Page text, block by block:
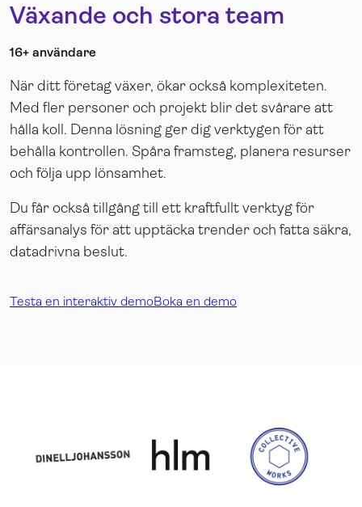
Växande och stora team
16+ användare
När ditt företag växer, ökar också komplexiteten.
Med fler personer och projekt blir det svårare att
hålla koll. Denna lösning ger dig verktygen för att
behålla kontrollen. Spåra framsteg, planera resurser
och följa upp lönsamhet.
Du får också tillgång till ett kraftfullt verktyg för
affärsanalys för att upptäcka trender och fatta säkra,
datadrivna beslut.
Testa en interaktiv demoBoka en demo